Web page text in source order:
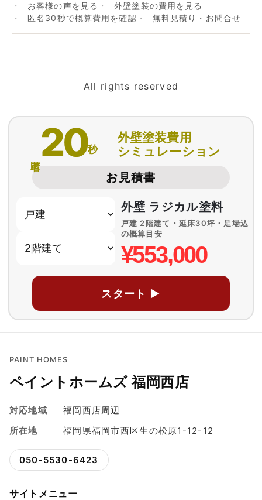
お客様の声を見る
外壁塗装の費用を見る
匿名30秒で概算費用を確認
無料見積り・お問合せ
All rights reserved
20秒
外壁塗装費用
シミュレーション
お見積書
外壁 ラジカル塗料
戸建 2階建て・延床30坪・足場込
の概算目安
¥553,000
スタート ▶
PAINT HOMES
ペイントホームズ 福岡西店
対応地域
福岡西店周辺
所在地
福岡県福岡市西区生の松原1-12-12
050-5530-6423
サイトメニュー